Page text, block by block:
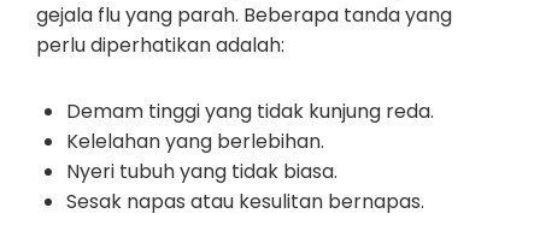
gejala flu yang parah. Beberapa tanda yang
perlu diperhatikan adalah:
Demam tinggi yang tidak kunjung reda.
Kelelahan yang berlebihan.
Nyeri tubuh yang tidak biasa.
Sesak napas atau kesulitan bernapas.